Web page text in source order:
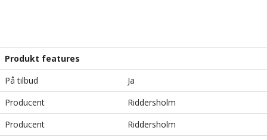
Produkt features
På tilbud
Ja
Producent
Riddersholm
Producent
Riddersholm